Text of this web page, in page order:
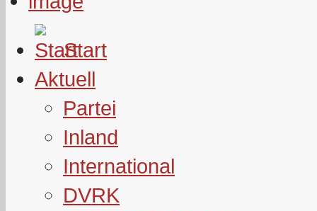
Start
Aktuell
Partei
Inland
International
DVRK